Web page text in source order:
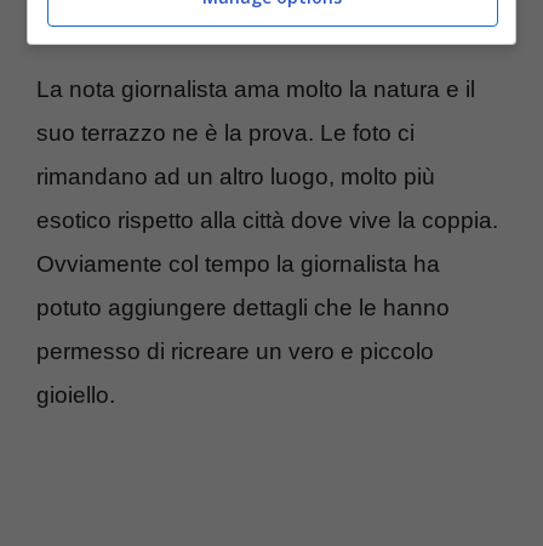
La nota giornalista ama molto la natura e il
suo terrazzo ne è la prova. Le foto ci
rimandano ad un altro luogo, molto più
esotico rispetto alla città dove vive la coppia.
Ovviamente col tempo la giornalista ha
potuto aggiungere dettagli che le hanno
permesso di ricreare un vero e piccolo
gioiello.